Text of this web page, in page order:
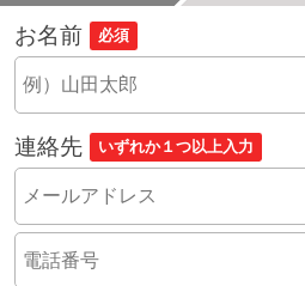
お名前 必須
連絡先 いずれか１つ以上入力